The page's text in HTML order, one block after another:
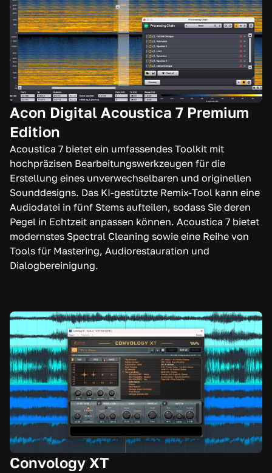
Acon Digital Acoustica 7 Premium
Edition
Acoustica 7 bietet ein umfassendes Toolkit mit
hochpräzisen Bearbeitungswerkzeugen für die
Erstellung eines unverwechselbaren und originellen
Sounddesigns. Das KI-gestützte Remix-Tool kann eine
Audiodatei in fünf Stems aufteilen, sodass Sie deren
Pegel in Echtzeit anpassen können. Acoustica 7 bietet
modernstes Spectral Cleaning sowie eine Reihe von
Tools für Mastering, Audiorestauration und
Dialogbereinigung.
Convology XT